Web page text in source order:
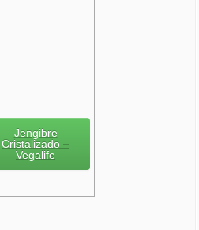
Jengibre
Cristalizado –
Vegalife